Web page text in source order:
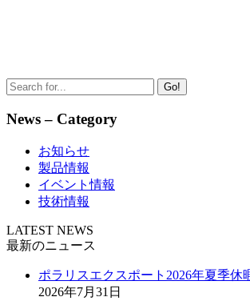
Go!
News – Category
お知らせ
製品情報
イベント情報
技術情報
LATEST NEWS
最新のニュース
ポラリスエクスポート2026年夏季休
2026年7月31日